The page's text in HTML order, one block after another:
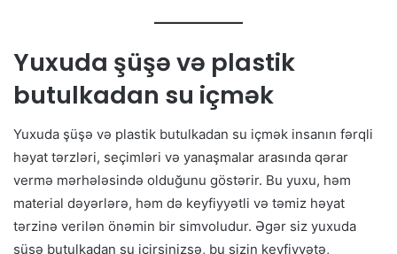
Yuxuda şüşə və plastik
butulkadan su içmək
Yuxuda şüşə və plastik butulkadan su içmək insanın fərqli
həyat tərzləri, seçimləri və yanaşmalar arasında qərar
vermə mərhələsində olduğunu göstərir. Bu yuxu, həm
material dəyərlərə, həm də keyfiyyətli və təmiz həyat
tərzinə verilən önəmin bir simvoludur. Əgər siz yuxuda
şüşə butulkadan su içirsinizsə, bu sizin keyfiyyətə,